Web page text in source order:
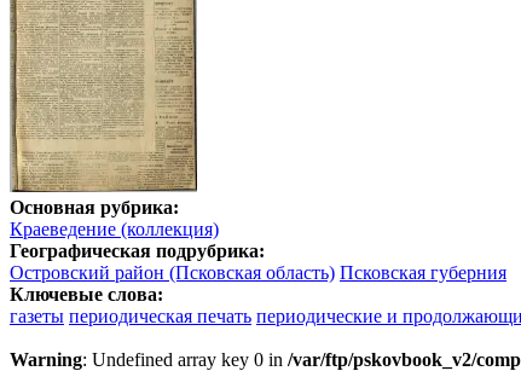
Основная рубрика:
Краеведение (коллекция)
Географическая подрубрика:
Островский район (Псковская область) Псковская губерния
Ключевые слова:
газеты периодическая печать периодические и
Warning: Undefined array key 0 in /var/ftp/pskovbook_v2/